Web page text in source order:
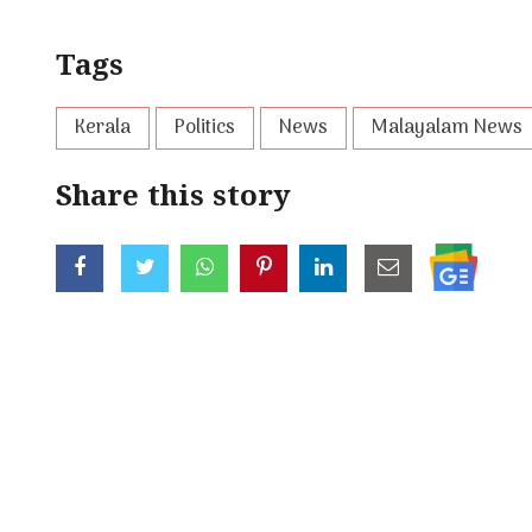
Tags
Kerala Politics News Malayalam News
Share this story